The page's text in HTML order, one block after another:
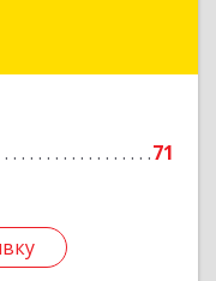
71
р-н, г